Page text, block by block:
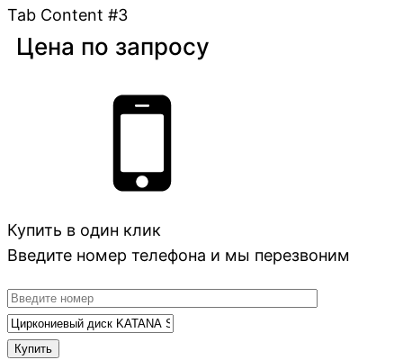
Tab Content #3
Цена по запросу
Купить в один клик
Введите номер телефона и мы перезвоним